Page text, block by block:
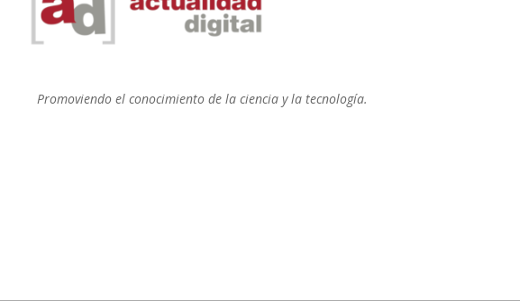
Promoviendo el conocimiento de la ciencia y la tecnología.